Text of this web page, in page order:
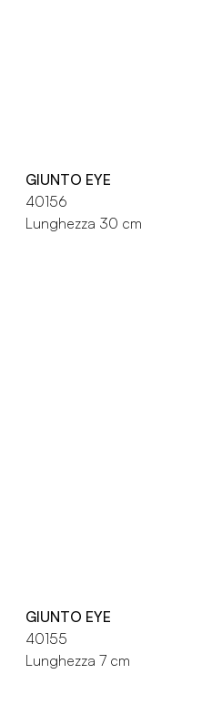
GIUNTO EYE
40156
Lunghezza 30 cm
GIUNTO EYE
40155
Lunghezza 7 cm